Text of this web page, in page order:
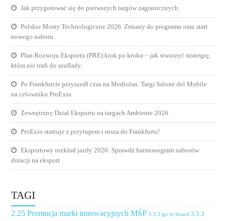
Jak przygotować się do pierwszych targów zagranicznych
Polskie Mosty Technologiczne 2026. Zmiany do programu oraz start
nowego naboru.
Plan Rozwoju Eksportu (PRE) krok po kroku – jak stworzyć strategię,
która nie trafi do szuflady.
Po Frankfurcie przyszedł czas na Mediolan. Targi Salone del Mobile
na celowniku ProExio
Zewnętrzny Dział Eksportu na targach Ambiente 2026
ProExio startuje z przytupem i rusza do Frankfurtu!
Eksportowy rozkład jazdy 2026: Sprawdź harmonogram naborów
dotacji na eksport
TAGI
2.25 Promocja marki innowacyjnych MŚP 3.3.3 go to brand 3.3.3